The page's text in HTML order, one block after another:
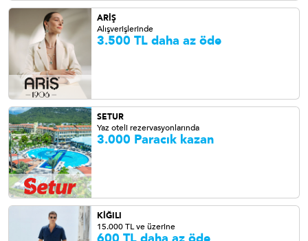
ARİŞ
Alışverişlerinde
3.500 TL daha az öde
SETUR
Yaz oteli rezervasyonlarında
3.000 Paracık kazan
KİĞILI
15.000 TL ve üzerine